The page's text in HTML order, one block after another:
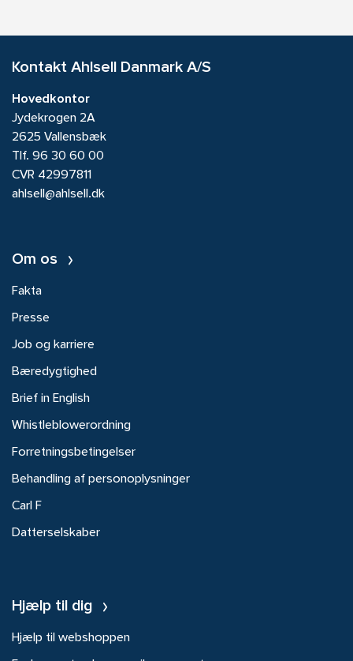
Kontakt Ahlsell Danmark A/S
Hovedkontor
Jydekrogen 2A
2625 Vallensbæk
Tlf. 96 30 60 00
CVR 42997811
ahlsell@ahlsell.dk
Om os
Fakta
Presse
Job og karriere
Bæredygtighed
Brief in English
Whistleblowerordning
Forretningsbetingelser
Behandling af personoplysninger
Carl F
Datterselskaber
Hjælp til dig
Hjælp til webshoppen